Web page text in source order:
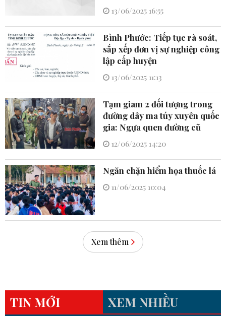
13/06/2025 16:55
Bình Phước: Tiếp tục rà soát,
sắp xếp đơn vị sự nghiệp công
lập cấp huyện
13/06/2025 11:13
Tạm giam 2 đối tượng trong
đường dây ma túy xuyên quốc
gia: Ngựa quen đường cũ
12/06/2025 14:20
Ngăn chặn hiểm họa thuốc lá
11/06/2025 10:04
Xem thêm
TIN MỚI XEM NHIỀU